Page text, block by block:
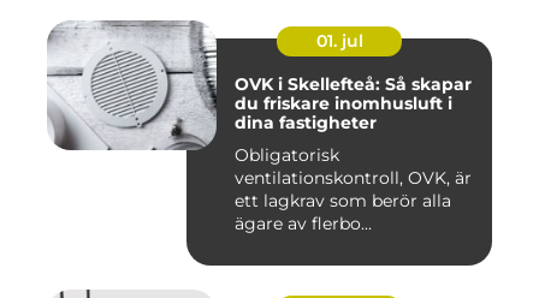
01. jul
OVK i Skellefteå: Så skapar
du friskare inomhusluft i
dina fastigheter
Obligatorisk
ventilationskontroll, OVK, är
ett lagkrav som berör alla
ägare av flerbo...